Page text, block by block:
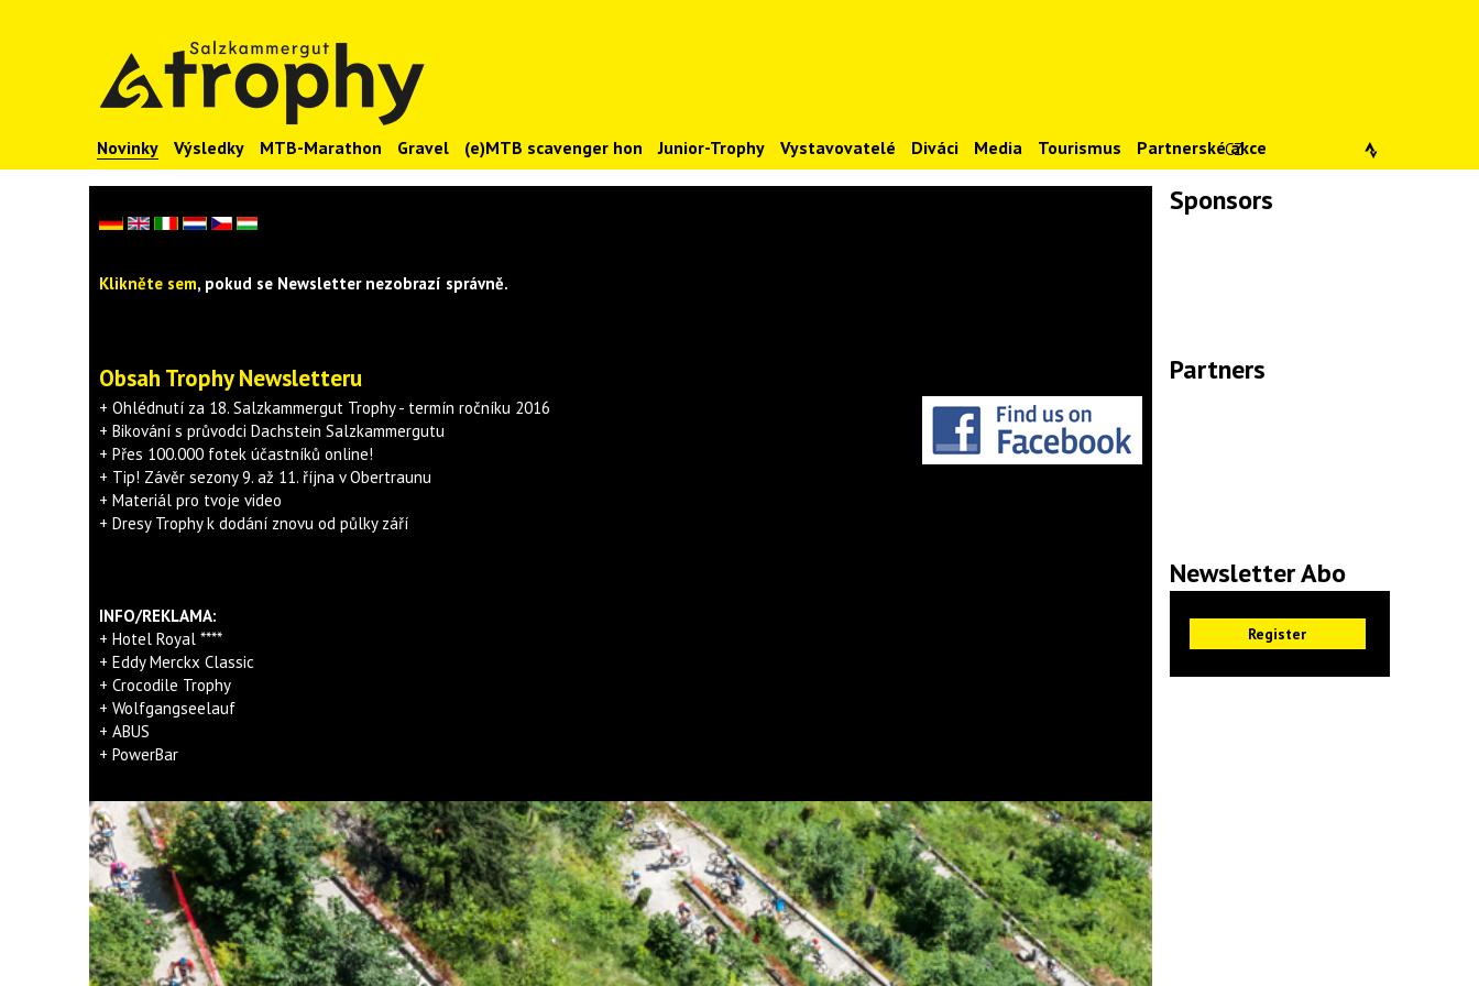
Novinky Výsledky MTB-Marathon Gravel (e)MTB scavenger hon Junior-Trophy Vystavovatelé Diváci Media Tourismus Partnerské akce
CZ
Klikněte sem, pokud se Newsletter nezobrazí správně.
Obsah Trophy Newsletteru
+ Ohlédnutí za 18. Salzkammergut Trophy - termín ročníku 2016
+ Bikování s průvodci Dachstein Salzkammergutu
+ Přes 100.000 fotek účastníků online!
+ Tip! Závěr sezony 9. až 11. října v Obertraunu
+ Materiál pro tvoje video
+ Dresy Trophy k dodání znovu od půlky září
INFO/REKLAMA:
+ Hotel Royal ****
+ Eddy Merckx Classic
+ Crocodile Trophy
+ Wolfgangseelauf
+ ABUS
+ PowerBar
Sponsors
Partners
Newsletter Abo